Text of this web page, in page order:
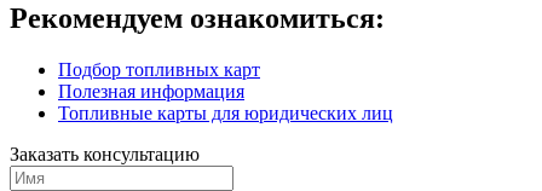
Рекомендуем ознакомиться:
Подбор топливных карт
Полезная информация
Топливные карты для юридических лиц
Заказать консультацию